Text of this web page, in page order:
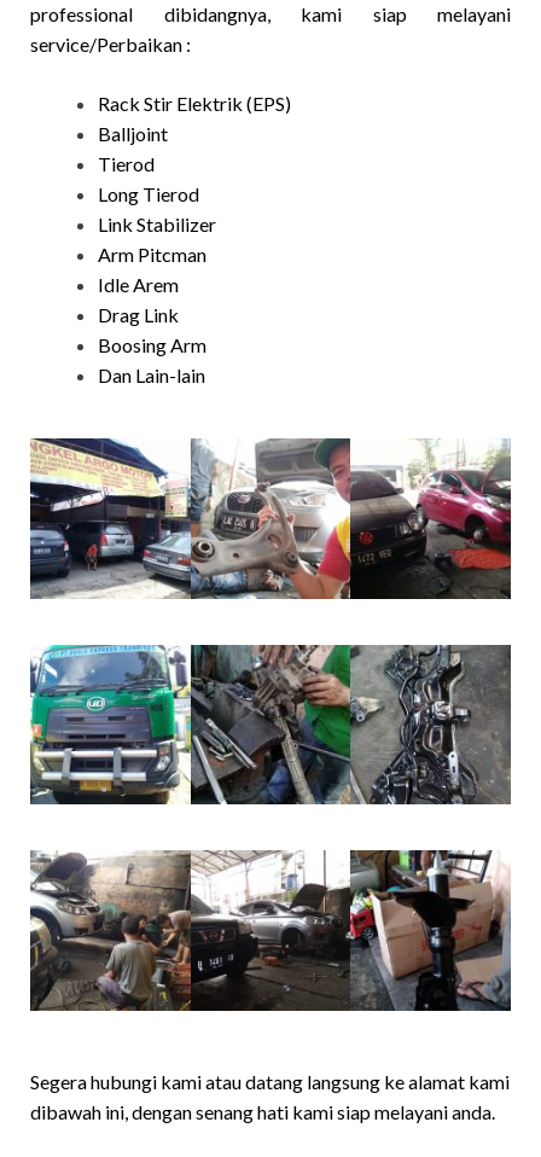
professional dibidangnya, kami siap melayani
service/Perbaikan :
Rack Stir Elektrik (EPS)
Balljoint
Tierod
Long Tierod
Link Stabilizer
Arm Pitcman
Idle Arem
Drag Link
Boosing Arm
Dan Lain-lain
Segera hubungi kami atau datang langsung ke alamat kami
dibawah ini, dengan senang hati kami siap melayani anda.